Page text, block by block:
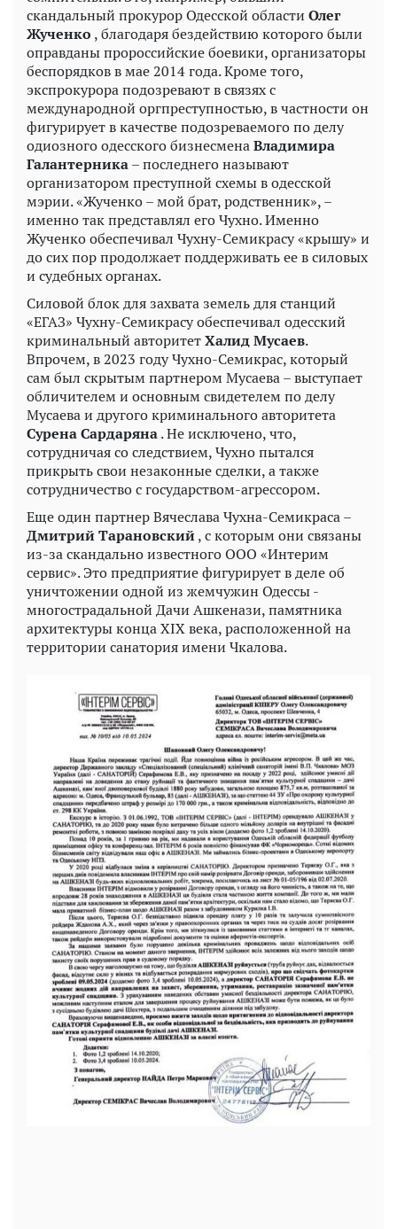
скандальный прокурор Одесской области Олег
Жученко , благодаря бездействию которого были
оправданы пророссийские боевики, организаторы
беспорядков в мае 2014 года. Кроме того,
экспрокурора подозревают в связях с
международной оргпреступностью, в частности он
фигурирует в качестве подозреваемого по делу
одиозного одесского бизнесменаВладимира
Галантерника– последнего называют
организатором преступной схемы в одесской
мэрии. «Жученко – мой брат, родственник», –
именно так представлял его Чухно. Именно
Жученко обеспечивал Чухну-Семикрасу «крышу» и
до сих пор продолжает поддерживать ее в силовых
и судебных органах.
Силовой блок для захвата земель для станций
«ЕГАЗ» Чухну-Семикрасу обеспечивал одесский
криминальный авторитетХалид Мусаев.
Впрочем, в 2023 году Чухно-Семикрас, который
сам был скрытым партнером Мусаева – выступает
обличителем и основным свидетелем по делу
Мусаева и другого криминального авторитета
Сурена Сардаряна. Не исключено, что,
сотрудничая со следствием, Чухно пытался
прикрыть свои незаконные сделки, а также
сотрудничество с государством-агрессором.
Еще один партнер Вячеслава Чухна-Семикраса –
Дмитрий Тарановский, с которым они связаны
из-за скандально известного ООО «Интерим
сервис». Это предприятие фигурирует в деле об
уничтожении одной из жемчужин Одессы -
многострадальной Дачи Ашкенази, памятника
архитектуры конца XIX века, расположенной на
территории санатория имени Чкалова.